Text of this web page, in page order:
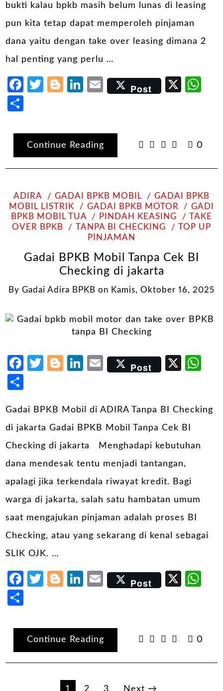
bukti kalau bpkb masih belum lunas di leasing
pun kita tetap dapat memperoleh pinjaman
dana yaitu dengan take over leasing dimana 2
hal penting yang perlu …
Facebook
Twitter
Blogger
LinkedIn
Email
Post X
Continue Reading 0
ADIRA GADAI BPKB MOBIL
GADAI BPKB
MOBIL LISTRIK
GADAI BPKB MOTOR
GADI
BPKB MOBIL TUA
PINDAH KEASING
TAKE
OVER BPKB
TANPA BI CHECKING
TOP UP
PINJAMAN
Gadai BPKB Mobil Tanpa Cek BI
Checking di jakarta
By Gadai Adira BPKB on Kamis, Oktober 16, 2025
Facebook
Twitter
Blogger
LinkedIn
Email
Post X
Gadai BPKB Mobil di ADIRA Tanpa BI Checking
di jakarta Gadai BPKB Mobil Tanpa Cek BI
Checking di jakarta Menghadapi kebutuhan
dana mendesak tentu menjadi tantangan,
apalagi jika terkendala riwayat kredit. Bagi
warga di jakarta, salah satu hambatan umum
saat mengajukan pinjaman adalah proses BI
Checking, atau yang sekarang di kenal sebagai
SLIK OJK. …
Facebook
Twitter
Blogger
LinkedIn
Email
Post X
Continue Reading 0
1 2 3 Next →